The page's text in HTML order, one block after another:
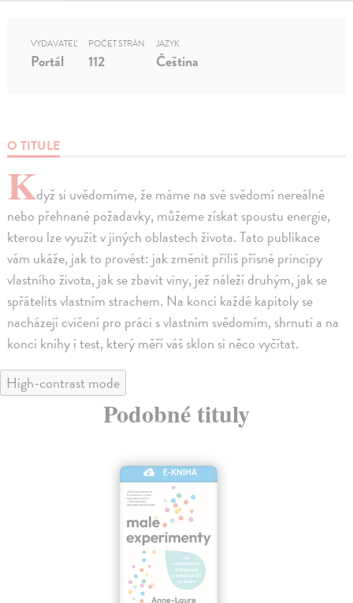
O TITULE
Když si uvědomíme, že máme na své svědomí nereálné
nebo přehnané požadavky, můžeme získat spoustu energie,
kterou lze využít v jiných oblastech života. Tato publikace
vám ukáže, jak to provést: jak změnit příliš přísné principy
vlastního života, jak se zbavit viny, jež náleží druhým, jak se
spřátelits vlastním strachem. Na konci každé kapitoly se
nacházejí cvičení pro práci s vlastním svědomím, shrnutí a na
konci knihy i test, který měří váš sklon si něco vyčítat.
VYDAVATEĽ
Portál
POČET STRÁN
112
JAZYK
Čeština
High-contrast mode
Podobné tituly
E-KNIHA